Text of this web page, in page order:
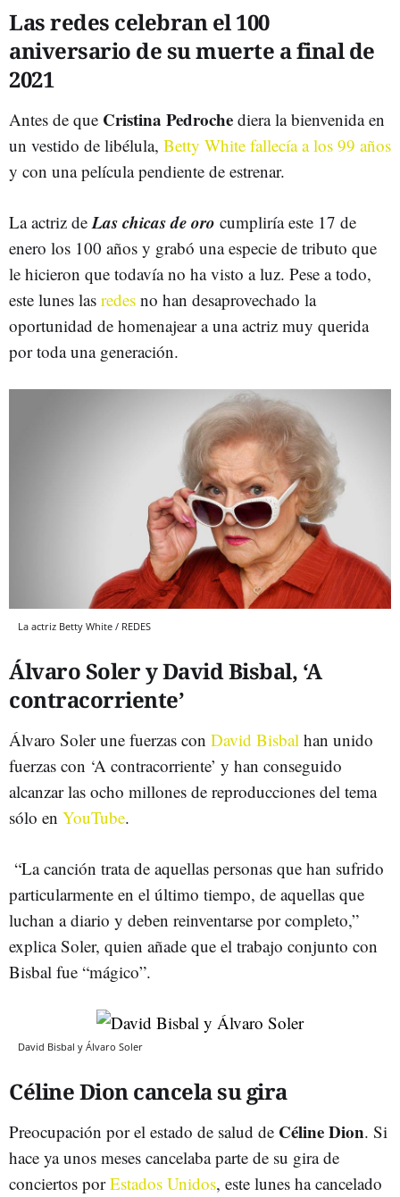
Las redes celebran el 100
aniversario de su muerte a final de
2021
Antes de que Cristina Pedroche diera la bienvenida en
un vestido de libélula, Betty White fallecía a los 99 años
y con una película pendiente de estrenar.
La actriz deLas chicas de oro cumpliría este 17 de
enero los 100 años y grabó una especie de tributo que
le hicieron que todavía no ha visto a luz. Pese a todo,
este lunes las redes no han desaprovechado la
oportunidad de homenajear a una actriz muy querida
por toda una generación.
La actriz Betty White / REDES
Álvaro Soler y David Bisbal, ‘A
contracorriente’
Álvaro Soler une fuerzas con David Bisbal han unido
fuerzas con ‘A contracorriente’ y han conseguido
alcanzar las ocho millones de reproducciones del tema
sólo en YouTube.
“La canción trata de aquellas personas que han sufrido
particularmente en el último tiempo, de aquellas que
luchan a diario y deben reinventarse por completo,”
explica Soler, quien añade que el trabajo conjunto con
Bisbal fue “mágico”.
David Bisbal y Álvaro Soler
Céline Dion cancela su gira
Preocupación por el estado de salud de Céline Dion. Si
hace ya unos meses cancelaba parte de su gira de
conciertos porEstados Unidos, este lunes ha cancelado